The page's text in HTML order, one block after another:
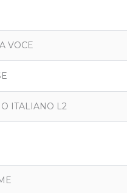
VOCE
ITALIANO L2